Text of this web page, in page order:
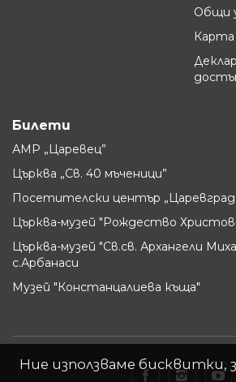
Общи
Карта
Билети
АМР „Царевец”
Църква „Св. 40 мъченици”
Посетителски център „Царевград
Църква-музей "Рождество
Църква-музей "Св.св. Архангели
с.Арбанаси
Музей "Констанцалиева къща"
Ние използваме бисквитки,